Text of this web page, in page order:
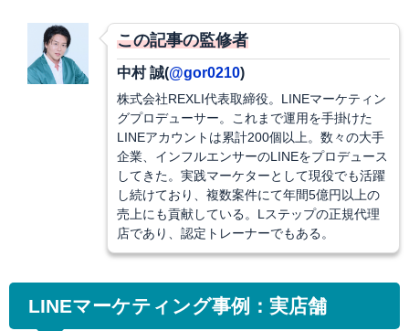
この記事の監修者
中村 誠(@gor0210)
株式会社REXLI代表取締役。LINEマーケティン
グプロデューサー。これまで運用を手掛けた
LINEアカウントは累計200個以上。数々の大手
企業、インフルエンサーのLINEをプロデュース
してきた。実践マーケターとして現役でも活躍
し続けており、複数案件にて年間5億円以上の
売上にも貢献している。Lステップの正規代理
店であり、認定トレーナーでもある。
LINEマーケティング事例：実店舗